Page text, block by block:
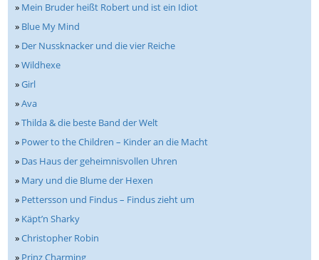
» Mein Bruder heißt Robert und ist ein Idiot
» Blue My Mind
» Der Nussknacker und die vier Reiche
»Wildhexe
»Girl
»Ava
»Thilda & die beste Band der Welt
» Power to the Children – Kinder an die Macht
» Das Haus der geheimnisvollen Uhren
» Mary und die Blume der Hexen
» Pettersson und Findus – Findus zieht um
» Käpt’n Sharky
»Christopher Robin
» Prinz Charming